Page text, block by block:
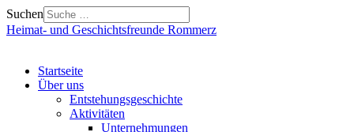
Suchen
Heimat- und Geschichtsfreunde Rommerz
Startseite
Über uns
Entstehungsgeschichte
Aktivitäten
Unternehmungen